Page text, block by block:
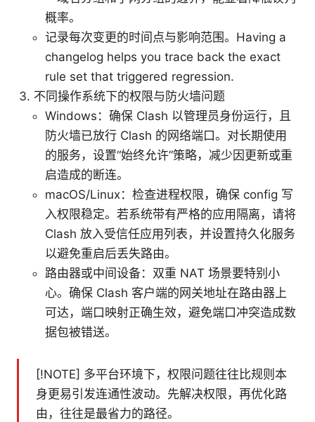
概率。
记录每次变更的时间点与影响范围。Having a
changelog helps you trace back the exact
rule set that triggered regression.
不同操作系统下的权限与防火墙问题
Windows：确保 Clash 以管理员身份运行，且
防火墙已放行 Clash 的网络端口。对长期使用
的服务，设置“始终允许”策略，减少因更新或重
启造成的断连。
macOS/Linux：检查进程权限，确保 config 写
入权限稳定。若系统带有严格的应用隔离，请将
Clash 放入受信任应用列表，并设置持久化服务
以避免重启后丢失路由。
路由器或中间设备：双重 NAT 场景要特别小
心。确保 Clash 客户端的网关地址在路由器上
可达，端口映射正确生效，避免端口冲突造成数
据包被错送。
[!NOTE] 多平台环境下，权限问题往往比规则本
身更易引发连通性波动。先解决权限，再优化路
由，往往是最省力的路径。